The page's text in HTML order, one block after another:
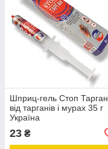
Шприц-гель Стоп Тарган
від тарганів і мурах 35 г
Україна
23 ₴